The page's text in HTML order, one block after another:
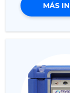
MÁS